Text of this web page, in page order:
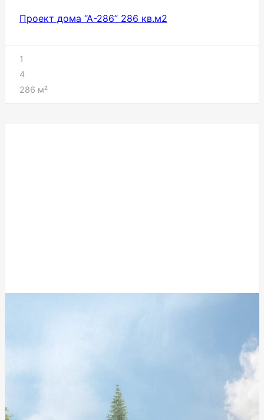
Проект дома “А-286” 286 кв.м2
1
4
286 м²